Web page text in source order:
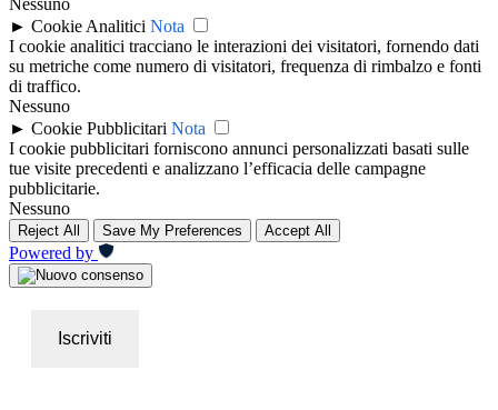
Nessuno
► Cookie Analitici Nota
I cookie analitici tracciano le interazioni dei visitatori, fornendo dati
su metriche come numero di visitatori, frequenza di rimbalzo e fonti
di traffico.
Nessuno
► Cookie Pubblicitari Nota
I cookie pubblicitari forniscono annunci personalizzati basati sulle
tue visite precedenti e analizzano l’efficacia delle campagne
pubblicitarie.
Nessuno
Reject All Save My Preferences Accept All
Powered by
Iscriviti